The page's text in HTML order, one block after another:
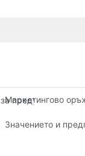
Маркетингово
засмукване?
Значението и